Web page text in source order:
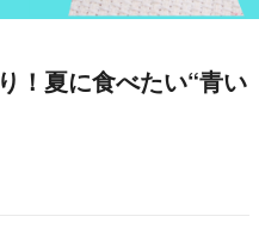
！夏に食べたい“青い